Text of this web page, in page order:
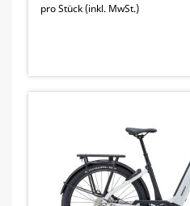
pro Stück (inkl. MwSt.)